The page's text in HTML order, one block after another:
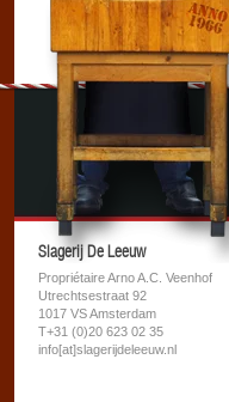
Slagerij De Leeuw
Propriétaire Arno A.C. Veenhof
Utrechtsestraat 92
1017 VS Amsterdam
T+31 (0)20 623 02 35
info[at]slagerijdeleeuw.nl